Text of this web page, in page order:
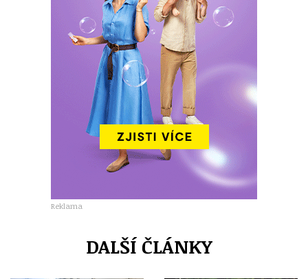
Reklama
DALŠÍ ČLÁNKY